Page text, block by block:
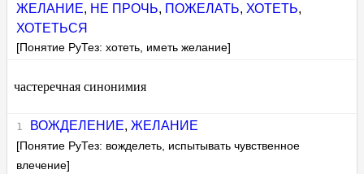
ЖЕЛАНИЕ, НЕ ПРОЧЬ, ПОЖЕЛАТЬ, ХОТЕТЬ,
ХОТЕТЬСЯ
[Понятие РуТез: хотеть, иметь желание]
частеречная синонимия
ВОЖДЕЛЕНИЕ, ЖЕЛАНИЕ
[Понятие РуТез: вожделеть, испытывать чувственное
влечение]